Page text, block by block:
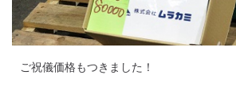
ご祝儀価格もつきました！